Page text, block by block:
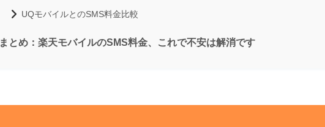
UQモバイルとのSMS料金比較
まとめ：楽天モバイルのSMS料金、これで不安は解消です